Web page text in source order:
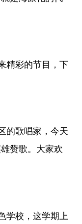
精彩的节目，下
的歌唱家，今天
赞歌。大家欢
学校，这学期上